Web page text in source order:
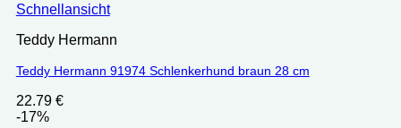
Schnellansicht
Teddy Hermann
Teddy Hermann 91974 Schlenkerhund braun 28 cm
22.79 €
-17%